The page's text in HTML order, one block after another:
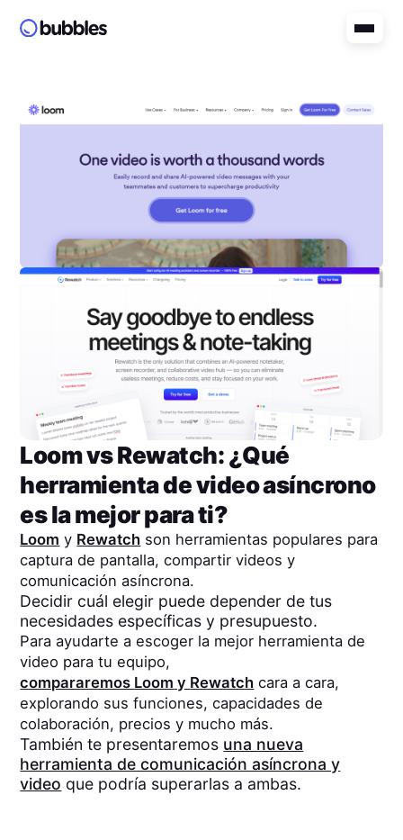
LoomvsRewatch: ¿Qué
herramienta de video asíncrono
es la mejor para ti?
Loom y Rewatch son herramientas populares para
captura de pantalla, compartir videos y
comunicación asíncrona.
Decidir cuál elegir puede depender de tus
necesidades específicas y presupuesto.
Para ayudarte a escoger la mejor herramienta de
video para tu equipo,
compararemos Loom y Rewatch cara a cara,
explorando sus funciones, capacidades de
colaboración, precios y mucho más.
También te presentaremos una nueva
herramienta de comunicación asíncrona y
video que podría superarlas a ambas.